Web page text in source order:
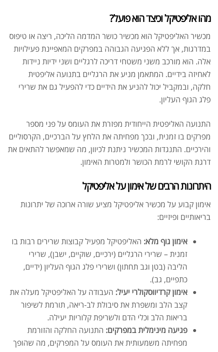
מהו אליפטיקל וכיצד הוא פועל?
מכשיר האליפטיקל הוא מכשיר כושר המדמה הליכה, ריצה או טיפוס
במדרגות, אך ללא הפגיעה הגבוהה במפרקים המאפיינת פעילויות
אלה. הוא מורכב משני משטחי דריכה לרגליים ושני ידיות ניידות
לאחיזה בידיים. המתאמן מניע את הרגליים בתנועה אליפטית
חלקה, ובמקביל יכול להניע את הידיים כדי להפעיל גם את שרירי
פלג הגוף העליון.
התנועה האליפטית הייחודית מפזרת את העומס על פני מספר
מפרקים בו זמנית, ובכך מפחיתה את הלחץ על הברכיים, הקרסוליים
והירכיים. התנגדות המכשיר ניתנת לכיוון, מה שמאפשר להתאים את
דרגת הקושי לרמת הכושר ולמטרות האימון.
היתרונות הרבים של אימון על אליפטיקל
אימון קבוע על מכשיר אליפטיקל מציע שורה ארוכה של יתרונות
בריאותיים ופיזיים:
אימון גוף מלא: האליפטיקל מפעיל קבוצות שרירים רבות בו
זמנית – שרירי הרגליים (ירכיים, שוקיים, ישבן), שרירי
הליבה (בטן וגב תחתון) ושרירי פלג הגוף העליון (ידיים,
כתפיים, גב).
אימון קרדיווסקולרי יעיל: העבודה על האליפטיקל מעלה את
קצב הלב ומשפרת את סיבולת לב-ריאה, תורמת לשיפור
בריאות הלב וכלי הדם ולשריפת קלוריות יעילה.
פגיעה מינימלית במפרקים: התנועה החלקה והזורמת
מפחיתה משמעותית את העומס על המפרקים, מה שהופך